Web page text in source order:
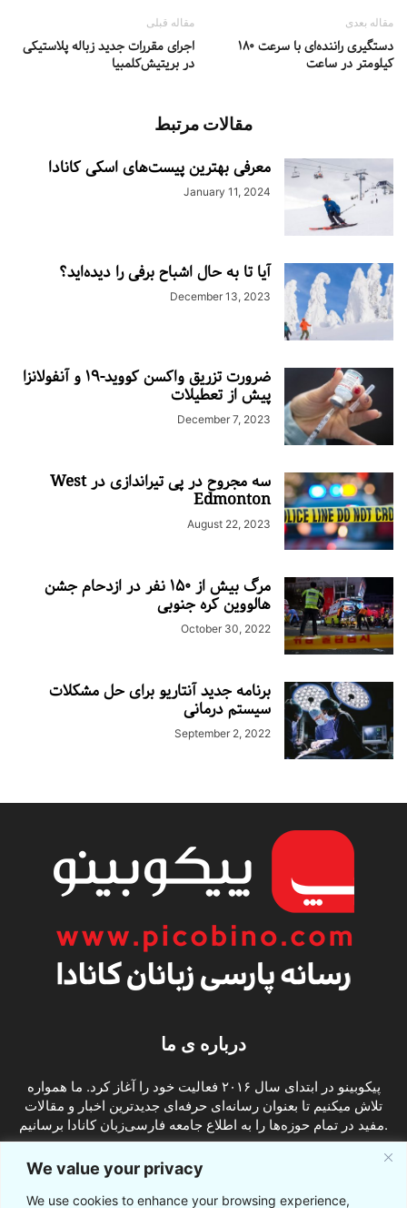
We value your privacy
We use cookies to enhance your browsing experience,
مقاله قبلی
اجرای مقررات جدید زباله پلاستیکی
در بریتیش‌کلمبیا
مقاله بعدی
دستگیری راننده‌ای با سرعت ۱۸۰
کیلومتر در ساعت
مقالات مرتبط
معرفی بهترین پیست‌های اسکی کانادا
January 11, 2024
آیا تا به حال اشباح برفی را دیده‌اید؟
December 13, 2023
ضرورت تزریق واکسن کووید-۱۹ و آنفولانزا
پیش از تعطیلات
December 7, 2023
سه مجروح در پی تیراندازی در West
Edmonton
August 22, 2023
مرگ بیش از ۱۵۰ نفر در ازدحام جشن
هالووین کره جنوبی
October 30, 2022
برنامه جدید آنتاریو برای حل مشکلات
سیستم درمانی
September 2, 2022
درباره ی ما
پیکوبینو در ابتدای سال ۲۰۱۶ فعالیت خود را آغاز کرد. ما همواره
تلاش میکنیم تا بعنوان رسانه‌ای حرفه‌ای جدیدترین اخبار و مقالات
مفید در تمام حوزه‌ها را به اطلاع جامعه فارسی‌زبان کانادا برسانیم.